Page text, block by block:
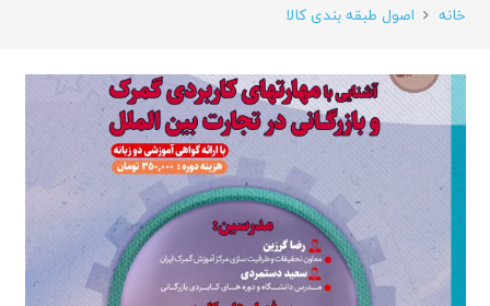
خانه اصول طبقه بندی کالا